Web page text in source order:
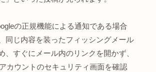
の正規機能による通知である場合
同じ内容を装ったフィッシングメール
、すぐにメール内のリンクを開かず、
カウントのセキュリティ画面を確認